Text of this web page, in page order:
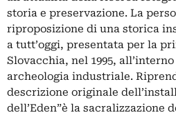
storia e preservazione. La
riproposizione di una storica
a tutt’oggi, presentata per la
Slovacchia, nel 1995,
archeologia industriale.
descrizione originale
dell’Eden”è la sacralizzazione